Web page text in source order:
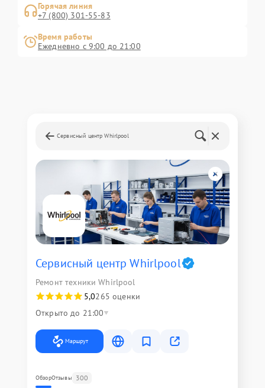
Горячая линия
+7 (800) 301-55-83
Время работы
Ежедневно с 9:00 до 21:00
Сервисный центр Whirlpool
Сервисный центр Whirlpool
Ремонт техники Whirlpool
5,0265 оценки
Открыто до 21:00
Маршрут
ОбзорОтзывы 300